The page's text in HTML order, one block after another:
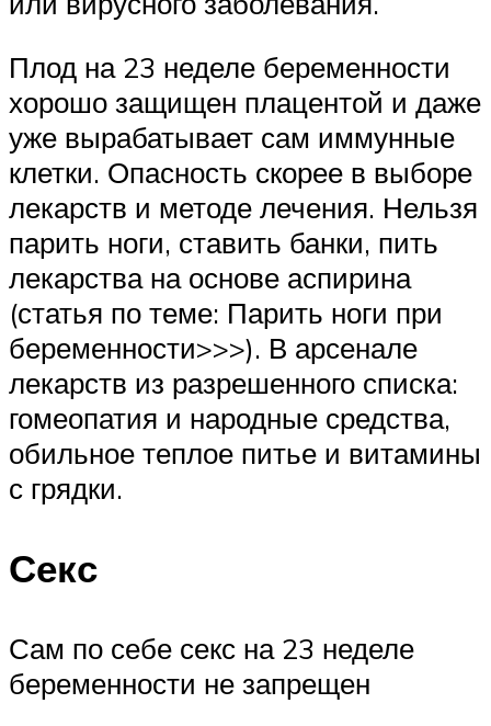
Плод на 23 неделе беременности
хорошо защищен плацентой и даже
уже вырабатывает сам иммунные
клетки. Опасность скорее в выборе
лекарств и методе лечения. Нельзя
парить ноги, ставить банки, пить
лекарства на основе аспирина
(статья по теме: Парить ноги при
беременности>>>). В арсенале
лекарств из разрешенного списка:
гомеопатия и народные средства,
обильное теплое питье и витамины
с грядки.
Секс
Сам по себе секс на 23 неделе
беременности не запрещен